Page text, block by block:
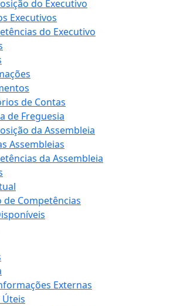
do Executivo
Executivos
do Executivo
de Contas
de Freguesia
da Assembleia
Assembleias
da Assembleia
de Competências
Externas